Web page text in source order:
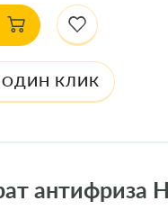
ОДИН КЛИК
антифриза